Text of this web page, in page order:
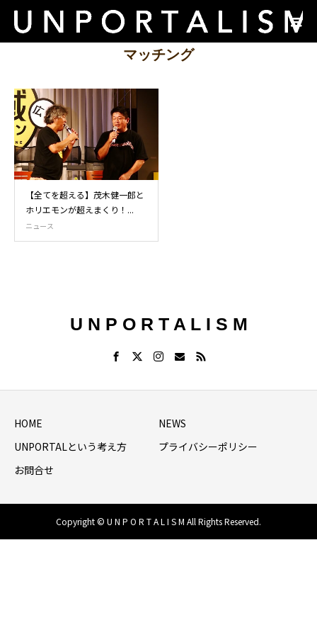
マッチング
【全てを超える】茂木健一郎と
ホリエモンが超えまくり！...
ニュース
U N P O R T A L I S M
HOME
NEWS
UNPORTALという考え方
プライバシーポリシー
お問合せ
Copyright © U N P O R T A L I S M All Rights Reserved.